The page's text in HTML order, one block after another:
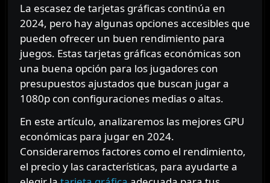
La escasez de tarjetas gráficas continúa en
2024, pero hay algunas opciones accesibles que
pueden ofrecer un buen rendimiento para
juegos. Estas tarjetas gráficas económicas son
una buena opción para los jugadores con
presupuestos ajustados que buscan jugar a
1080p con configuraciones medias o altas.
En este artículo, analizaremos las mejores GPU
económicas para jugar en 2024.
Consideraremos factores como el rendimiento,
el precio y las características, para ayudarte a